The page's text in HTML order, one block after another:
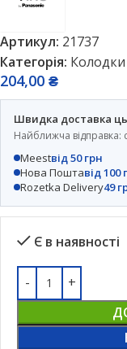
Артикул: 21737
Категорія:
204,00 ₴
Швидка доставка
Найближча відправка:
Meestвід 50 грн
Нова Поштавід 100
Rozetka Delivery49
Є в наявності